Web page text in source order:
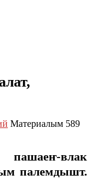
Материалым 589
влак
палемдышт.